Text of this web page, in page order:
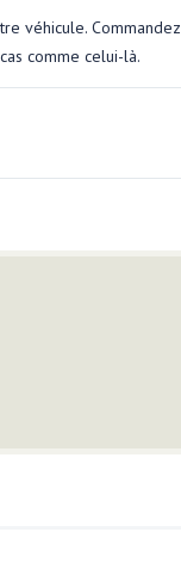
véhicule. Commandez
comme celui-là.